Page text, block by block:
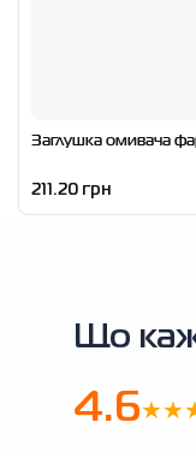
Заглушка омивача
211.20 грн
Що
4.6